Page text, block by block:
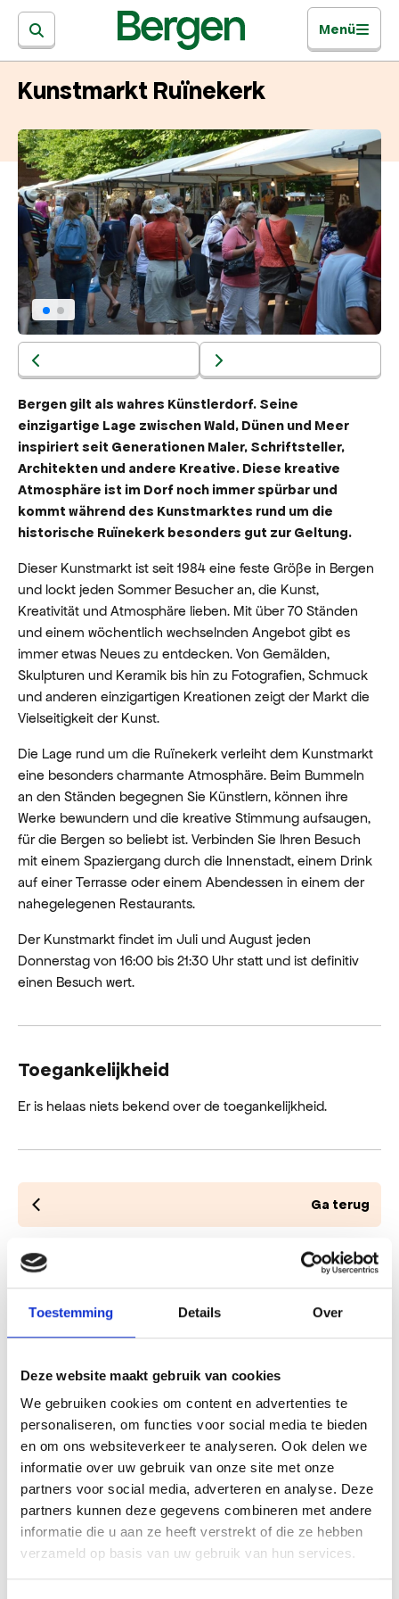
Toestemming Details Over
Deze website maakt gebruik van cookies
We gebruiken cookies om content en advertenties te
personaliseren, om functies voor social media te bieden
en om ons websiteverkeer te analyseren. Ook delen we
informatie over uw gebruik van onze site met onze
partners voor social media, adverteren en analyse. Deze
partners kunnen deze gegevens combineren met andere
informatie die u aan ze heeft verstrekt of die ze hebben
verzameld op basis van uw gebruik van hun services.
Menü
Kunstmarkt Ruïnekerk
Bergen gilt als wahres Künstlerdorf. Seine
einzigartige Lage zwischen Wald, Dünen und Meer
inspiriert seit Generationen Maler, Schriftsteller,
Architekten und andere Kreative. Diese kreative
Atmosphäre ist im Dorf noch immer spürbar und
kommt während des Kunstmarktes rund um die
historische Ruïnekerk besonders gut zur Geltung.
Dieser Kunstmarkt ist seit 1984 eine feste Größe in Bergen
und lockt jeden Sommer Besucher an, die Kunst,
Kreativität und Atmosphäre lieben. Mit über 70 Ständen
und einem wöchentlich wechselnden Angebot gibt es
immer etwas Neues zu entdecken. Von Gemälden,
Skulpturen und Keramik bis hin zu Fotografien, Schmuck
und anderen einzigartigen Kreationen zeigt der Markt die
Vielseitigkeit der Kunst.
Die Lage rund um die Ruïnekerk verleiht dem Kunstmarkt
eine besonders charmante Atmosphäre. Beim Bummeln
an den Ständen begegnen Sie Künstlern, können ihre
Werke bewundern und die kreative Stimmung aufsaugen,
für die Bergen so beliebt ist. Verbinden Sie Ihren Besuch
mit einem Spaziergang durch die Innenstadt, einem Drink
auf einer Terrasse oder einem Abendessen in einem der
nahegelegenen Restaurants.
Der Kunstmarkt findet im Juli und August jeden
Donnerstag von 16:00 bis 21:30 Uhr statt und ist definitiv
einen Besuch wert.
Toegankelijkheid
Er is helaas niets bekend over de toegankelijkheid.
Ga terug
Informatie
Ruïnekerk
info@kunstmarktbergen.nl
Freier Eintritt
Plane deine Route
Wann